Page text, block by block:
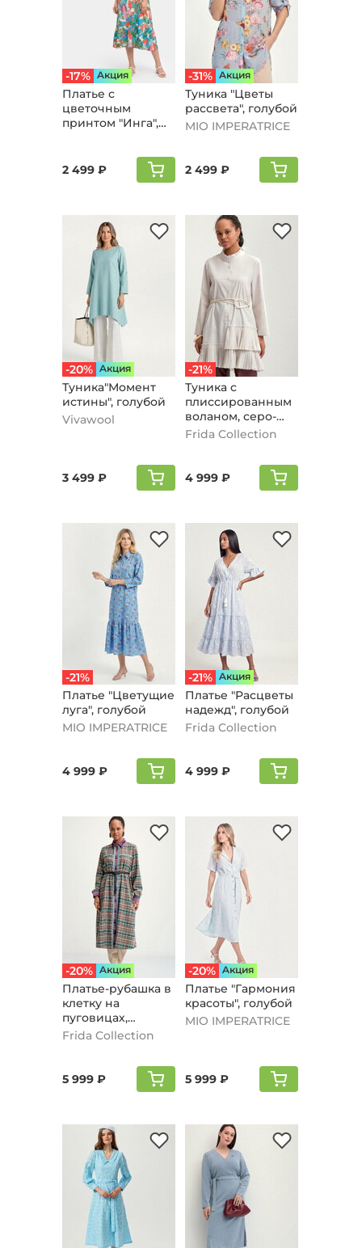
-17% Aкция
Платье с
цветочным
принтом "Инга",
2 499 ₽
-31% Aкция
Туника "Цветы
рассвета", голубой
MIO IMPERATRICE
2 499 ₽
-20% Aкция
Туника"Момент
истины", голубой
Vivawool
3 499 ₽
-21%
Туника с
плиссированным
воланом, серо-
голубой
Frida Collection
4 999 ₽
-21%
Платье "Цветущие
луга", голубой
MIO IMPERATRICE
4 999 ₽
-21% Aкция
Платье "Расцветы
надежд", голубой
Frida Collection
4 999 ₽
-20% Aкция
Платье-рубашка в
клетку на
пуговицах,
мятный
Frida Collection
5 999 ₽
-20% Aкция
Платье "Гармония
красоты", голубой
MIO IMPERATRICE
5 999 ₽